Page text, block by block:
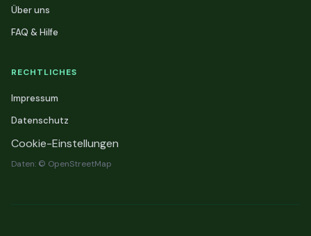
Über uns
FAQ & Hilfe
RECHTLICHES
Impressum
Datenschutz
Cookie-Einstellungen
Daten: © OpenStreetMap